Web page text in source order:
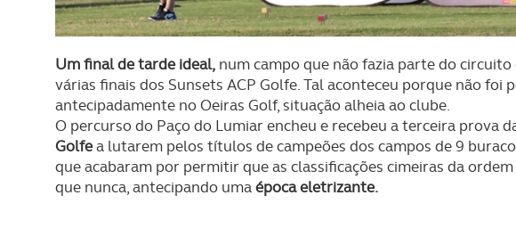
Um final de tarde ideal, num campo que não fazia parte do
várias finais dos Sunsets ACP Golfe. Tal aconteceu porque não foi
antecipadamente no Oeiras Golf, situação alheia ao clube.
O percurso do Paço do Lumiar encheu e recebeu a terceira prova
Golfea lutarem pelos títulos de campeões dos campos de 9
que acabaram por permitir que as classificações cimeiras da
que nunca, antecipando umaépoca eletrizante.